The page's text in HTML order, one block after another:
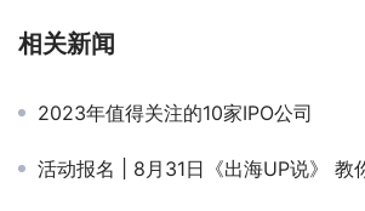
相关新闻
2023年值得关注的10家IPO公司
活动报名 | 8月31日《出海UP说》 教你玩转